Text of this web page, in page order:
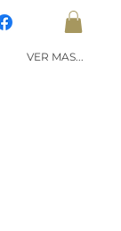
VER MAS...